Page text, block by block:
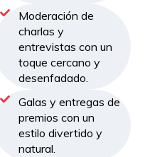
Moderación de
charlas y
entrevistas con un
toque cercano y
desenfadado.
Galas y entregas de
premios con un
estilo divertido y
natural.